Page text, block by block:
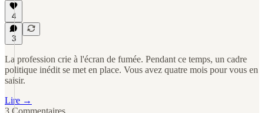
4
3
La profession crie à l'écran de fumée. Pendant ce temps, un cadre
politique inédit se met en place. Vous avez quatre mois pour vous en
saisir.
Lire →
3 Commentaires